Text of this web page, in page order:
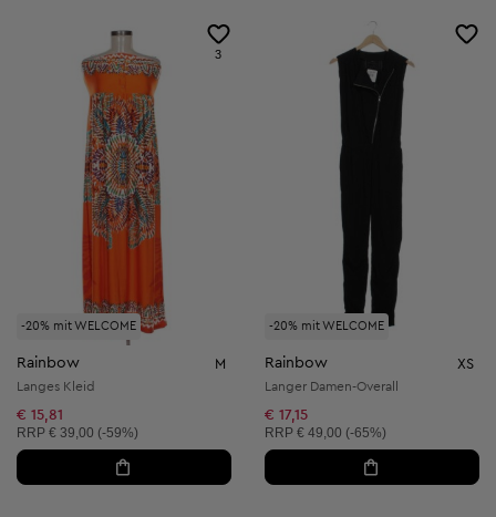
-20% mit WELCOME
3
Rainbow M
Langes Kleid
€ 15,81
Unverbindliche Preisempfehlung:
RRP € 39,00 (-59%)
-20% mit WELCOME
Rainbow XS
Langer Damen-Overall
€ 17,15
Unverbindliche Preisempfehlung:
RRP € 49,00 (-65%)